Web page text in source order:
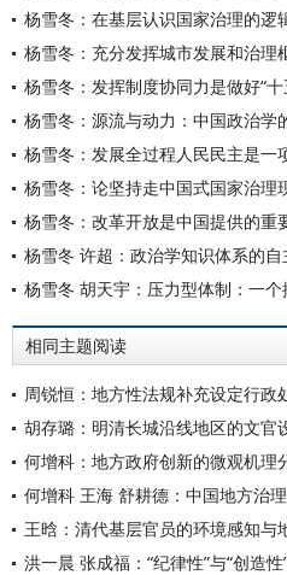
杨雪冬：在基层认识国家治理的逻
杨雪冬：充分发挥城市发展和治理
杨雪冬：发挥制度协同力是做好“
杨雪冬：源流与动力：中国政治学
杨雪冬：发展全过程人民民主是一
杨雪冬：论坚持走中国式国家治理
杨雪冬：改革开放是中国提供的重
相同主题阅读
周锐恒：地方性法规补充设定行政
何增科 王海 舒耕德：中国地方治
王晗：清代基层官员的环境感知